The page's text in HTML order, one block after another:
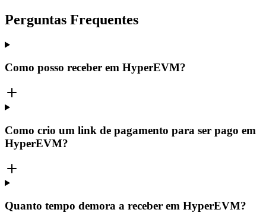
Perguntas Frequentes
Como posso receber em HyperEVM?
Como crio um link de pagamento para ser pago em
HyperEVM?
Quanto tempo demora a receber em HyperEVM?